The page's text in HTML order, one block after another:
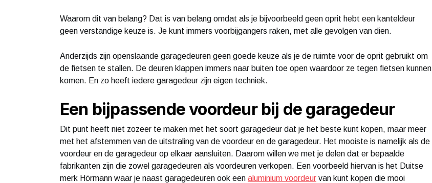
Waarom dit van belang? Dat is van belang omdat als je bijvoorbeeld geen oprit hebt een kanteldeur
geen verstandige keuze is. Je kunt immers voorbijgangers raken, met alle gevolgen van dien.
Anderzijds zijn openslaande garagedeuren geen goede keuze als je de ruimte voor de oprit gebruikt om
de fietsen te stallen. De deuren klappen immers naar buiten toe open waardoor ze tegen fietsen kunnen
komen. En zo heeft iedere garagedeur zijn eigen techniek.
Een bijpassende voordeur bij de garagedeur
Dit punt heeft niet zozeer te maken met het soort garagedeur dat je het beste kunt kopen, maar meer
met het afstemmen van de uitstraling van de voordeur en de garagedeur. Het mooiste is namelijk als de
voordeur en de garagedeur op elkaar aansluiten. Daarom willen we met je delen dat er bepaalde
fabrikanten zijn die zowel garagedeuren als voordeuren verkopen. Een voorbeeld hiervan is het Duitse
merk Hörmann waar je naast garagedeuren ook een aluminium voordeur van kunt kopen die mooi